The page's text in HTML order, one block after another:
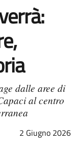
dalle aree di
al centro
2 Giugno 2026